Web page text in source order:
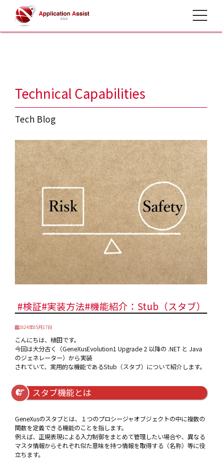
toggle
HOME>Tech Blog>
Technical Capabilities
Tech Blog
#検証#実装方法#機能紹介：Stub（スタブ）
2024年05月17日
こんにちは、植田です。
今回は大分古く（GeneXusEvolution1 Upgrade 2 以降の .NET と Java
のジェネレーター）から実装
されていて、実用的な機能であるStub（スタブ）について紹介します。
スタブ機能とは
GeneXusのスタブとは、１つのプロシージャオブジェクトの中に複数の
関数を定義できる機能のことを指します。
例えば、正規表現による入力制御をまとめて管理したい場合や、異なる
マスタ情報からそれぞれ似た意味を持つ情報を取得する（名称）等に役
立ちます。